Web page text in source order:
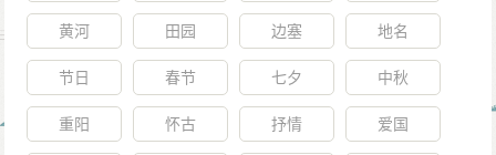
黄河 田园 边塞 地名
节日 春节 七夕 中秋
重阳 怀古 抒情 爱国